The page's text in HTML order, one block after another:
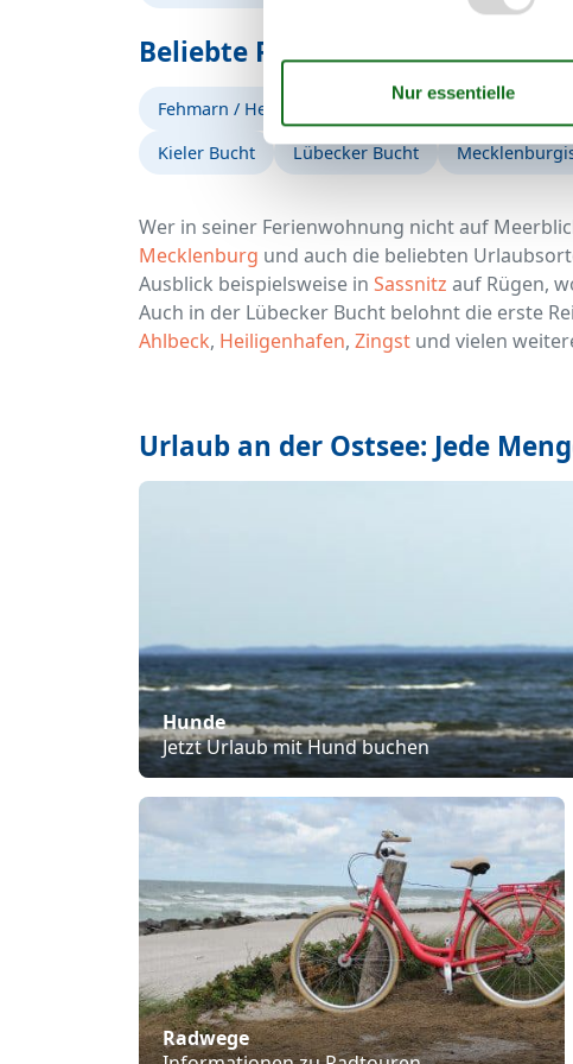
Beliebte Regionen an der Ostsee
Fehmarn / Heiligenhafen
Kieler Bucht
Lübecker Bucht
Wer in seiner Ferienwohnung nicht auf
Mecklenburg und auch die beliebten
Ausblick beispielsweise in Sassnitz auf Rügen,
Auch in der Lübecker Bucht belohnt die erste
Ahlbeck, Heiligenhafen, Zingst und vielen
Urlaub an der Ostsee: Jede
Hunde
Jetzt Urlaub mit Hund buchen
Radwege